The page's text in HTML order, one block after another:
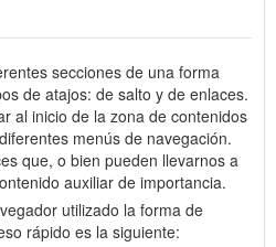
secciones de una forma
de atajos: de salto y de enlaces.
al inicio de la zona de contenidos
menús de navegación.
que, o bien pueden llevarnos a
auxiliar de importancia.
utilizado la forma de
rápido es la siguiente: